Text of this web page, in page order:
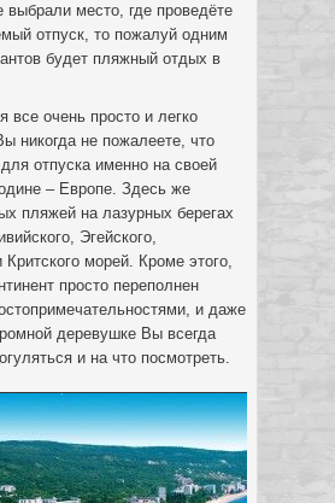
место, где проведёте
отпуск, то пожалуй одним
будет пляжный отдых в
все очень просто и легко
никогда не пожалеете, что
отпуска именно на своей
– Европе. Здесь же
пляжей на лазурных берегах
Эгейского,
морей. Кроме этого,
просто переполнен
и даже
деревушке Вы всегда
и на что посмотреть.